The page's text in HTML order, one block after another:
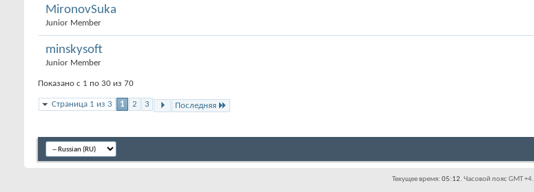
MironovSuka
Junior Member
minskysoft
Junior Member
Показано с 1 по 30 из 70
Страница 1 из 3 1 2 3 Последняя
Текущее время: 05:12. Часовой пояс GMT +4.